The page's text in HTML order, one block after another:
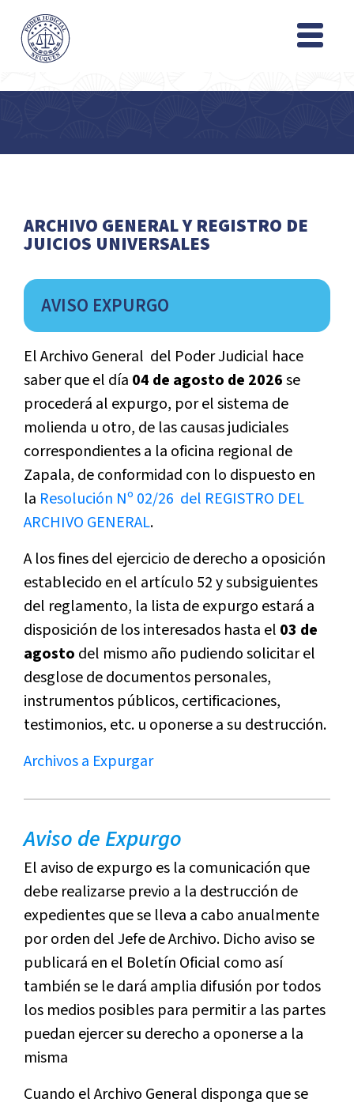
ARCHIVO GENERAL Y REGISTRO DE
JUICIOS UNIVERSALES
AVISO EXPURGO
El Archivo General del Poder Judicial hace
saber que el día 04 de agosto de 2026se
procederá al expurgo, por el sistema de
molienda u otro, de las causas judiciales
correspondientes a la oficina regional de
Zapala, de conformidad con lo dispuesto en
la Resolución Nº 02/26 del REGISTRO DEL
ARCHIVO GENERAL.
A los fines del ejercicio de derecho a oposición
establecido en el artículo 52 y subsiguientes
del reglamento, la lista de expurgo estará a
disposición de los interesados hasta el 03 de
agosto del mismo año pudiendo solicitar el
desglose de documentos personales,
instrumentos públicos, certificaciones,
testimonios, etc. u oponerse a su destrucción.
Archivos a Expurgar
Aviso de Expurgo
El aviso de expurgo es la comunicación que
debe realizarse previo a la destrucción de
expedientes que se lleva a cabo anualmente
por orden del Jefe de Archivo. Dicho aviso se
publicará en el Boletín Oficial como así
también se le dará amplia difusión por todos
los medios posibles para permitir a las partes
puedan ejercer su derecho a oponerse a la
misma
Cuando el Archivo General disponga que se